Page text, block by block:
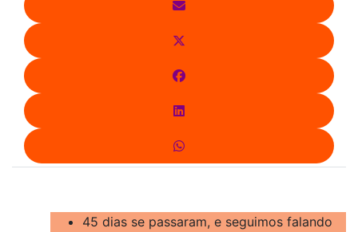
45 dias se passaram, e seguimos falando